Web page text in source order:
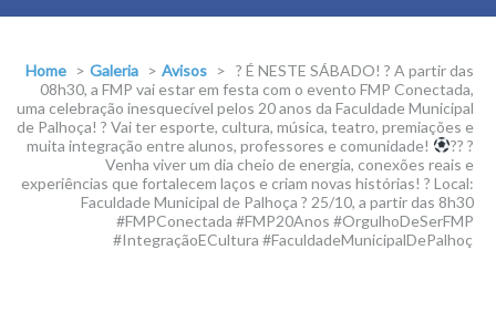
Home > Galeria > Avisos > ? É NESTE SÁBADO! ? A partir das
08h30, a FMP vai estar em festa com o evento FMP Conectada,
uma celebração inesquecível pelos 20 anos da Faculdade Municipal
de Palhoça! ? Vai ter esporte, cultura, música, teatro, premiações e
muita integração entre alunos, professores e comunidade!
?? ?
Venha viver um dia cheio de energia, conexões reais e
experiências que fortalecem laços e criam novas histórias! ? Local:
Faculdade Municipal de Palhoça ? 25/10, a partir das 8h30
#FMPConectada #FMP20Anos #OrgulhoDeSerFMP
#IntegraçãoECultura #FaculdadeMunicipalDePalhoç